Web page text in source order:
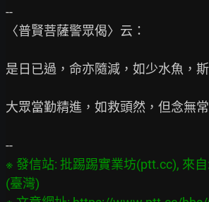
--
〈普賢菩薩警眾偈〉云：
是日已過，命亦隨減，如少水魚，斯
大眾當勤精進，如救頭然，但念無
※ 發信站: 批踢踢實業坊(ptt.cc), 來
(臺灣)